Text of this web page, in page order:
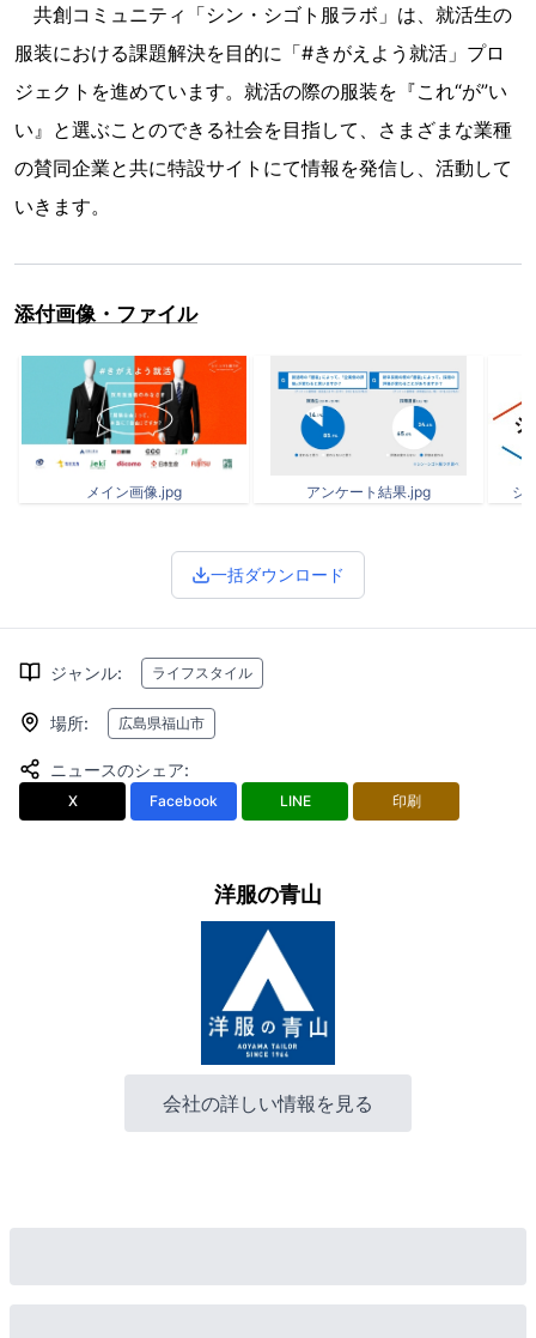
共創コミュニティ「シン・シゴト服ラボ」は、就活生の
服装における課題解決を目的に「#きがえよう就活」プロ
ジェクトを進めています。就活の際の服装を『これ“が”い
い』と選ぶことのできる社会を目指して、さまざまな業種
の賛同企業と共に特設サイトにて情報を発信し、活動して
いきます。
添付画像・ファイル
メイン画像.jpg アンケート結果.jpg シ
一括ダウンロード
ジャンル: ライフスタイル
場所: 広島県福山市
ニュースのシェア:
X Facebook LINE 印刷
洋服の青山
会社の詳しい情報を見る